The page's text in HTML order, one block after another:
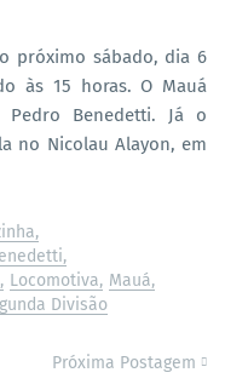
próximo sábado, dia 6
às 15 horas. O Mauá
Benedetti. Já o
no Nicolau Alayon, em
Locomotiva Mauá
Divisão
Próxima Postagem